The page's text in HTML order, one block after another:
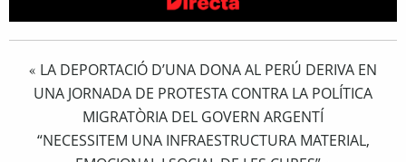
« LA DEPORTACIÓ D’UNA DONA AL PERÚ DERIVA EN
UNA JORNADA DE PROTESTA CONTRA LA POLÍTICA
MIGRATÒRIA DEL GOVERN ARGENTÍ
“NECESSITEM UNA INFRAESTRUCTURA MATERIAL,